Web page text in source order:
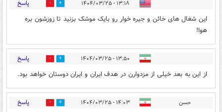
۱۳:۱۸ - ۱۴۰۴/۰۳/۲۵ 0 پاسخ
این شغال های خائن و جیره خوار رو بایک موشک بزنید تا زوزشون بره
هوا!
۱۳:۵۰ - ۱۴۰۴/۰۳/۲۵ 0 پاسخ
از این به بعد خیلی از مزدوارن در هدف ایران و ایران دوستان خواهد بود.
حسن ۱۴:۰۳ - ۱۴۰۴/۰۳/۲۵ 0 پاسخ